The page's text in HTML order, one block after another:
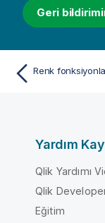
Geri
Renk
Yardım
Qlik Yardımı
Qlik
Eğitim